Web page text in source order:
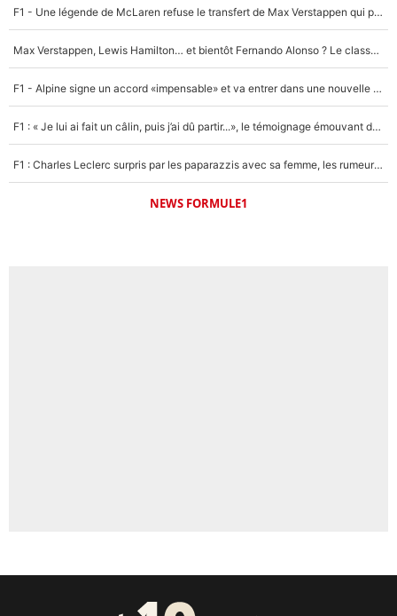
Un autre joueur
5%
F1 - Une légende de McLaren refuse le transfert de Max Verstappen qui pourrait «faire des vagues» et plomber l'ambiance dans l'équipe
Max Verstappen, Lewis Hamilton… et bientôt Fernando Alonso ? Le classement des pilotes les mieux payés en Formule 1 risque de changer !
F1 - Alpine signe un accord «impensable» et va entrer dans une nouvelle dimension : Grande nouvelle pour Pierre Gasly !
F1 : « Je lui ai fait un câlin, puis j’ai dû partir...», le témoignage émouvant de Max Verstappen sur sa fille
F1 : Charles Leclerc surpris par les paparazzis avec sa femme, les rumeurs étaient vraies !
NEWS FORMULE1